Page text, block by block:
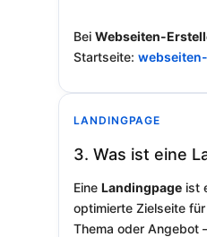
Bei Webseiten-
Startseite:
LANDINGPAGE
3. Was ist eine
Eine Landingpageist
optimierte Zielseite
Thema oder Angebot